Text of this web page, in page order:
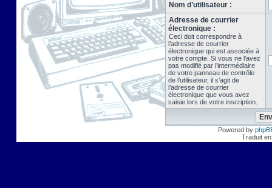
Nom d’utilisateur :
Adresse de courrier
électronique :
Ceci doit correspondre à
l’adresse de courrier
électronique qui est associée à
votre compte. Si vous ne l’avez
pas modifié par l’intermédiaire
de votre panneau de contrôle
de l’utilisateur, il s’agit de
l’adresse de courrier
électronique que vous avez
saisie lors de votre inscription.
Powered by
Traduit